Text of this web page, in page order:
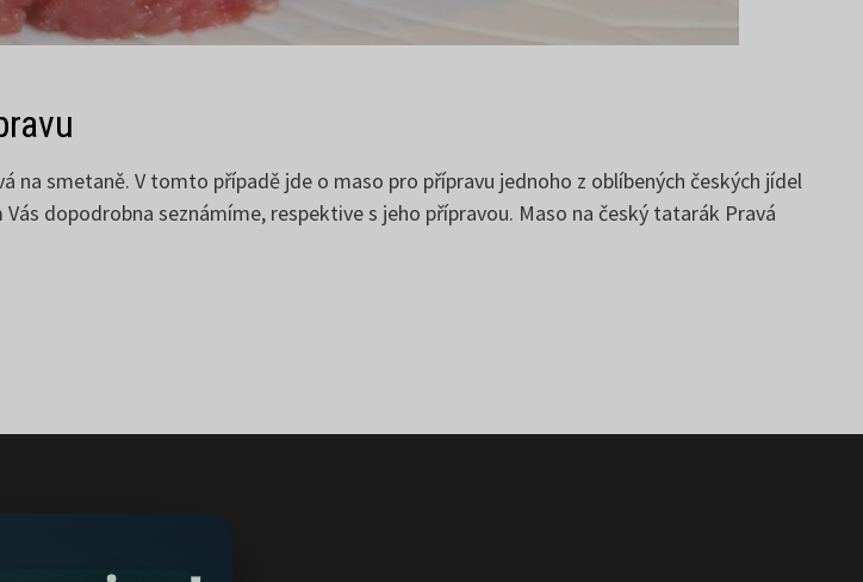
smetaně. V tomto případě jde o maso pro přípravu jednoho z oblíbených českých jídel
dopodrobna seznámíme, respektive s jeho přípravou. Maso na český tatarák Pravá